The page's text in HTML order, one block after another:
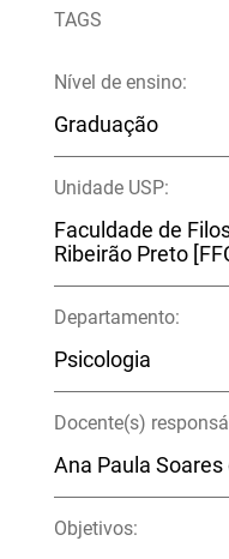
TAGS
Nível de ensino:
Graduação
Unidade USP:
Faculdade de
Ribeirão Preto
Departamento:
Psicologia
Docente(s)
Ana Paula Soares
Objetivos: